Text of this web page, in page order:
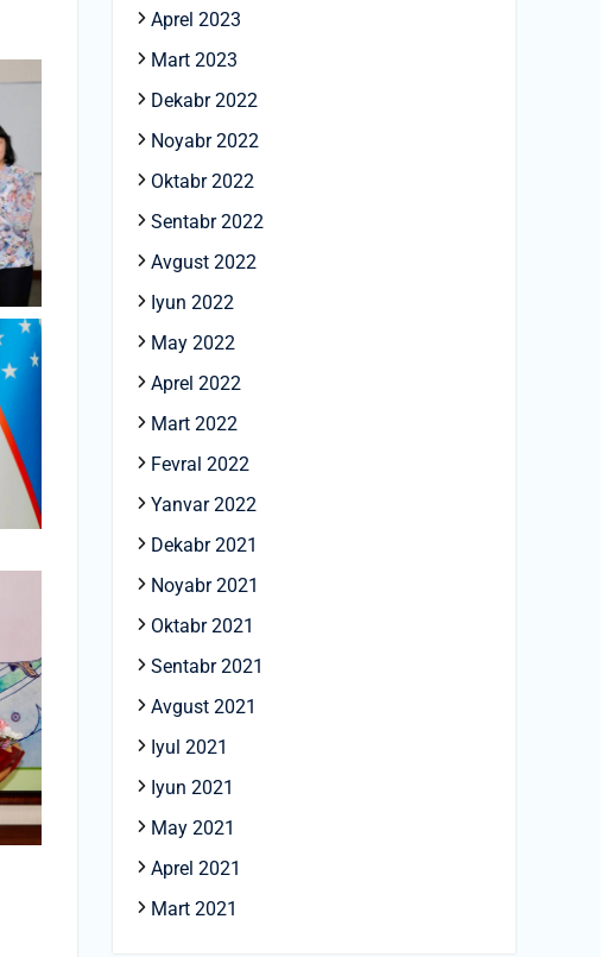
Aprel 2023
Mart 2023
Dekabr 2022
Noyabr 2022
Oktabr 2022
Sentabr 2022
Avgust 2022
Iyun 2022
May 2022
Aprel 2022
Mart 2022
Fevral 2022
Yanvar 2022
Dekabr 2021
Noyabr 2021
Oktabr 2021
Sentabr 2021
Avgust 2021
Iyul 2021
Iyun 2021
May 2021
Aprel 2021
Mart 2021